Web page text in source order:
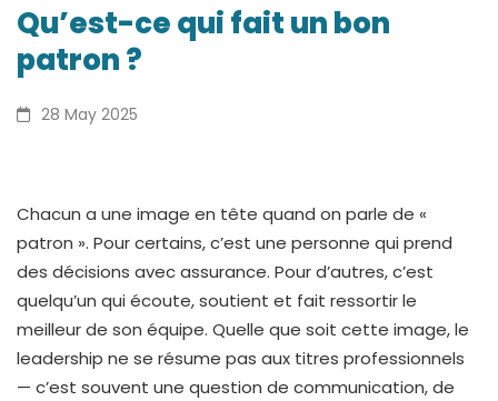
Qu’est-
ce
qui
un
bon
patron
?
Qu’est-ce qui fait un bon
patron ?
28 May 2025
Chacun a une image en tête quand on parle de «
patron ». Pour certains, c’est une personne qui prend
des décisions avec assurance. Pour d’autres, c’est
quelqu’un qui écoute, soutient et fait ressortir le
meilleur de son équipe. Quelle que soit cette image, le
leadership ne se résume pas aux titres professionnels
— c’est souvent une question de communication, de